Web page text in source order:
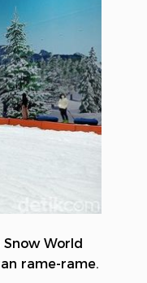
World
rame-rame.